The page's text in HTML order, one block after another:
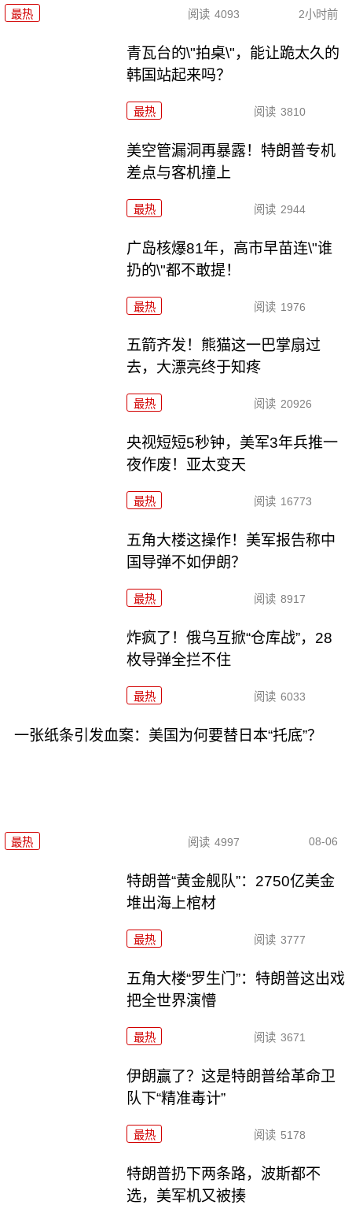
最热 阅读 4093 2小时前
青瓦台的\"拍桌\"，能让跪太久的
韩国站起来吗？
最热 阅读 3810
美空管漏洞再暴露！特朗普专机
差点与客机撞上
最热 阅读 2944
广岛核爆81年，高市早苗连\"谁
扔的\"都不敢提！
最热 阅读 1976
五箭齐发！熊猫这一巴掌扇过
去，大漂亮终于知疼
最热 阅读 20926
央视短短5秒钟，美军3年兵推一
夜作废！亚太变天
最热 阅读 16773
五角大楼这操作！美军报告称中
国导弹不如伊朗？
最热 阅读 8917
炸疯了！俄乌互掀“仓库战”，28
枚导弹全拦不住
最热 阅读 6033
一张纸条引发血案：美国为何要替日本“托底”？
最热 阅读 4997 08-06
特朗普“黄金舰队”：2750亿美金
堆出海上棺材
最热 阅读 3777
五角大楼“罗生门”：特朗普这出戏
把全世界演懵
最热 阅读 3671
伊朗赢了？这是特朗普给革命卫
队下“精准毒计”
最热 阅读 5178
特朗普扔下两条路，波斯都不
选，美军机又被揍